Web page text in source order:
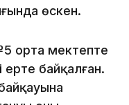
өскен.
орта мектепте
ерте байқалған.